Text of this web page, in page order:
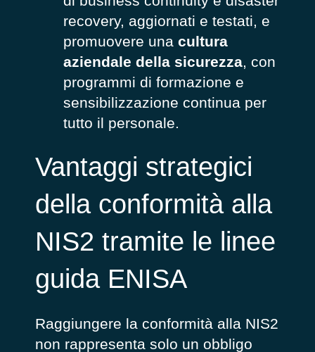
recovery, aggiornati e testati, e
promuovere una cultura
aziendale della sicurezza , con
programmi di formazione e
sensibilizzazione continua per
tutto il personale.
Vantaggi strategici
della conformità alla
NIS2 tramite le linee
guida ENISA
Raggiungere la conformità alla NIS2
non rappresenta solo un obbligo